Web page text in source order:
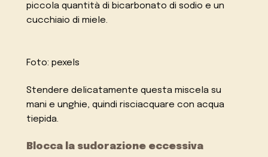
piccola quantità di bicarbonato di sodio e un
cucchiaio di miele.
Foto: pexels
Stendere delicatamente questa miscela su
mani e unghie, quindi risciacquare con acqua
tiepida.
Blocca la sudorazione eccessiva